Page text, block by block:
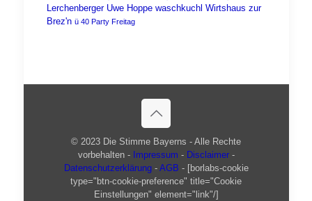
Lerchenberger Uwe Hoppe waschkuchl Wirtshaus zur
Brez'n ü 40 Party Freitag
© 2023 Die Stimme Bayerns - Alle Rechte
vorbehalten - Impressum - Disclaimer-
Datenschutzerklärung- AGB - [borlabs-cookie
type="btn-cookie-preference" title="Cookie
Einstellungen" element="link"/]